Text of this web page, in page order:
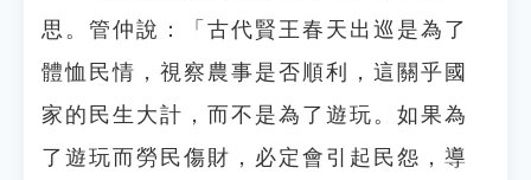
思。管仲說：「古代賢王春天出巡是為了
體恤民情，視察農事是否順利，這關乎國
家的民生大計，而不是為了遊玩。如果為
了遊玩而勞民傷財，必定會引起民怨，導